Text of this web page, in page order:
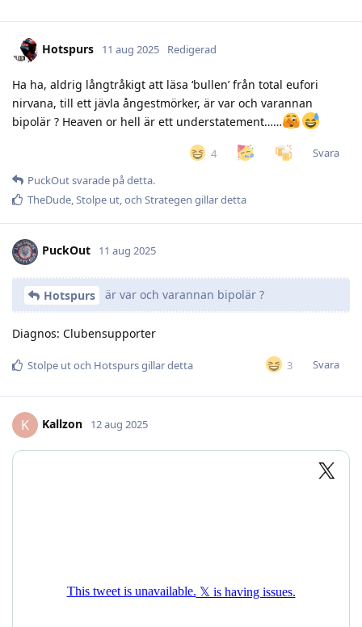
Hotspurs 11 aug 2025 Redigerad
Ha ha, aldrig långtråkigt att läsa ‘bullen’ från total eufori
nirvana, till ett jävla ångestmörker, är var och varannan
bipolär ? Heaven or hell är ett understatement……
4
Svara
PuckOutsvarade på detta.
TheDude,Stolpe ut, och Strategen gillar detta
PuckOut 11 aug 2025
Hotspurs är var och varannan bipolär ?
Diagnos: Clubensupporter
3 Svara
Stolpe utoch Hotspursgillar detta
K Kallzon 12 aug 2025